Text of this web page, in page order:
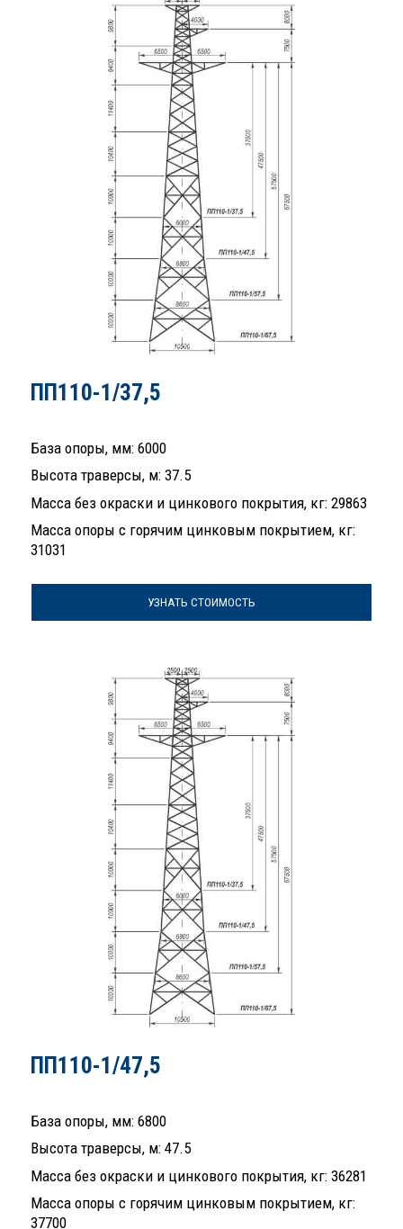
ПП110-1/37,5
База опоры, мм: 6000
Высота траверсы, м: 37.5
Масса без окраски и цинкового покрытия, кг: 29863
Масса опоры с горячим цинковым покрытием, кг:
31031
УЗНАТЬ СТОИМОСТЬ
ПП110-1/47,5
База опоры, мм: 6800
Высота траверсы, м: 47.5
Масса без окраски и цинкового покрытия, кг: 36281
Масса опоры с горячим цинковым покрытием, кг:
37700